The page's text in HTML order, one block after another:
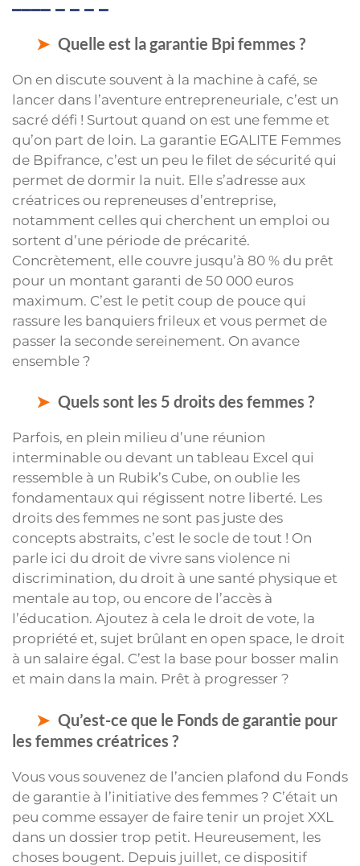
Quelle est la garantie Bpi femmes ?
On en discute souvent à la machine à café, se
lancer dans l’aventure entrepreneuriale, c’est un
sacré défi ! Surtout quand on est une femme et
qu’on part de loin. La garantie EGALITE Femmes
de Bpifrance, c’est un peu le filet de sécurité qui
permet de dormir la nuit. Elle s’adresse aux
créatrices ou repreneuses d’entreprise,
notamment celles qui cherchent un emploi ou
sortent d’une période de précarité.
Concrètement, elle couvre jusqu’à 80 % du prêt
pour un montant garanti de 50 000 euros
maximum. C’est le petit coup de pouce qui
rassure les banquiers frileux et vous permet de
passer la seconde sereinement. On avance
ensemble ?
Quels sont les 5 droits des femmes ?
Parfois, en plein milieu d’une réunion
interminable ou devant un tableau Excel qui
ressemble à un Rubik’s Cube, on oublie les
fondamentaux qui régissent notre liberté. Les
droits des femmes ne sont pas juste des
concepts abstraits, c’est le socle de tout ! On
parle ici du droit de vivre sans violence ni
discrimination, du droit à une santé physique et
mentale au top, ou encore de l’accès à
l’éducation. Ajoutez à cela le droit de vote, la
propriété et, sujet brûlant en open space, le droit
à un salaire égal. C’est la base pour bosser malin
et main dans la main. Prêt à progresser ?
Qu’est-ce que le Fonds de garantie pour
les femmes créatrices ?
Vous vous souvenez de l’ancien plafond du Fonds
de garantie à l’initiative des femmes ? C’était un
peu comme essayer de faire tenir un projet XXL
dans un dossier trop petit. Heureusement, les
choses bougent. Depuis juillet, ce dispositif